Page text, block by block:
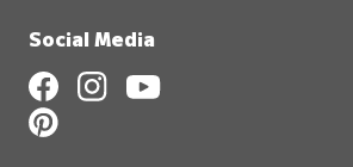
Social Media